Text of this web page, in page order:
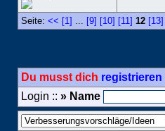
Seite: << [1] ... [9] [10] [11] 12 [13]
Du musst dich registrieren
Login :: » Name